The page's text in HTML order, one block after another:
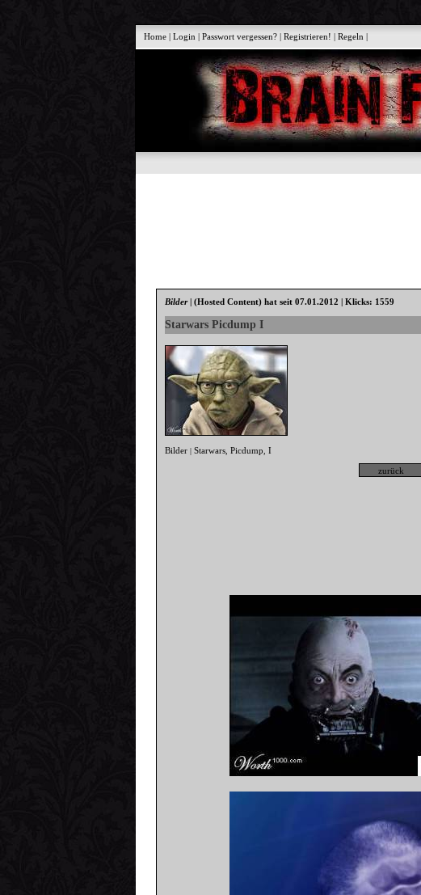
Home |Login |Passwort vergessen? |Registrieren! |Regeln |
Bilder|(Hosted Content) hat seit 07.01.2012 | Klicks: 1559
Starwars Picdump I
Bilder |Starwars ,Picdump ,I